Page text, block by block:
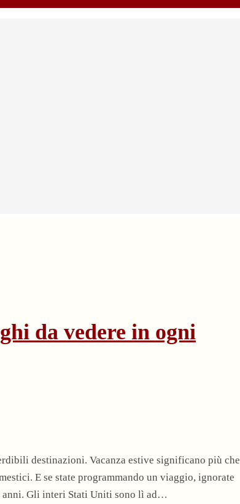
da vedere in ogni
destinazioni. Vacanza estive significano più che
E se state programmando un viaggio, ignorate
anni. Gli interi Stati Uniti sono lì ad…